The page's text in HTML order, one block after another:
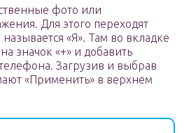
фото или
Для этого переходят
«Я». Там во вкладке
значок «+» и добавить
Загрузив и выбрав
«Применить» в верхнем